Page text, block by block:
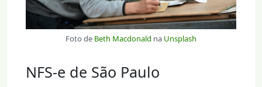
Foto de Beth Macdonald na Unsplash
NFS-e de São Paulo